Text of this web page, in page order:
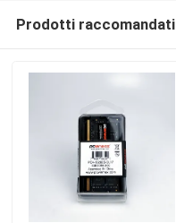
Prodotti raccomandati